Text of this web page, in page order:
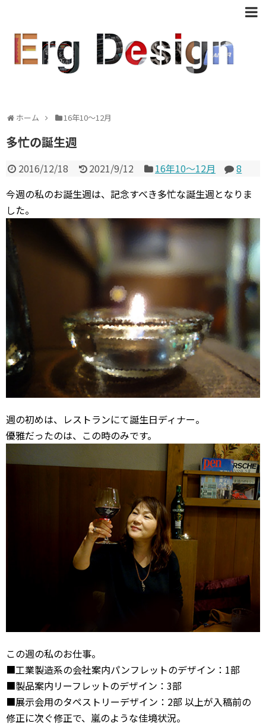
ホーム 16年10〜12月
多忙の誕生週
2016/12/18 2021/9/12 16年10〜12月
8
今週の私のお誕生週は、記念すべき多忙な誕生週となりま
した。
週の初めは、レストランにて誕生日ディナー。
優雅だったのは、この時のみです。
この週の私のお仕事。
■工業製造系の会社案内パンフレットのデザイン：1部
■製品案内リーフレットのデザイン：3部
■展示会用のタペストリーデザイン：2部 以上が入稿前の
修正に次ぐ修正で、嵐のような佳境状況。